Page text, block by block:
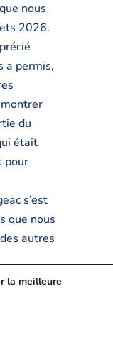
nous
2026.
a permis,
du
était
pour
s’est
que nous
autres
plus
nous
la
du
le
la meilleure